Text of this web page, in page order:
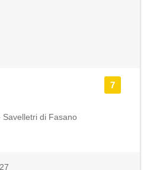
7
Savelletri di Fasano